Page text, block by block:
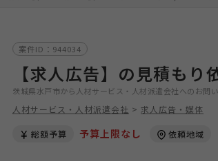
案件ID：944034
【求人広告】の見積もり
茨城県水戸市から人材サービス・人材派遣会社へのお問
人材サービス・人材派遣会社 > 求人広告・媒体
総額予算 予算上限なし 依頼地域